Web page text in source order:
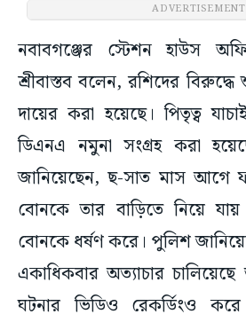
ADVERTISEMENT
নবাবগঞ্জের স্টেশন হাউস
শ্রীবাস্তব বলেন, রশিদের
দায়ের করা হয়েছে। পিতৃত্ব
ডিএনএ নমুনা সংগ্রহ করা
জানিয়েছেন, ছ-সাত মাস আগে
বোনকে তার বাড়িতে নিয়ে
বোনকে ধর্ষণ করে। পুলিশ
একাধিকবার অত্যাচার
ঘটনার ভিডিও রেকর্ডিংও